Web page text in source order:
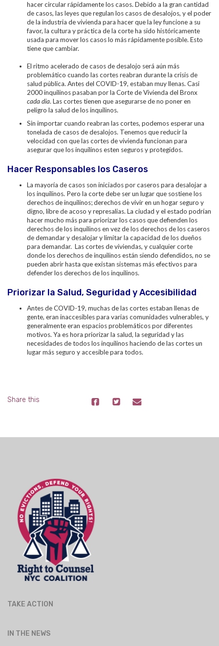
hacer circular rápidamente los casos. Debido a la gran cantidad
de casos, las leyes que regulan los casos de desalojos, y el poder
de la industria de vivienda para hacer que la ley funcione a su
favor, la cultura y práctica de la corte ha sido históricamente
usada para mover los casos lo más rápidamente posible. Esto
tiene que cambiar.
El ritmo acelerado de casos de desalojo será aún más
problemático cuando las cortes reabran durante la crisis de
salud pública. Antes del COVID-19, estaban muy llenas. Casi
2000 inquilinos pasaban por la Corte de Vivienda del Bronx
cada dia. Las cortes tienen que asegurarse de no poner en
peligro la salud de los inquilinos.
Sin importar cuando reabran las cortes, podemos esperar una
tonelada de casos de desalojos. Tenemos que reducir la
velocidad con que las cortes de vivienda funcionan para
asegurar que los inquilinos esten seguros y protegidos.
Hacer Responsables los Caseros
La mayoría de casos son iniciados por caseros para desalojar a
los inquilinos. Pero la corte debe ser un lugar que sostiene los
derechos de inquilinos; derechos de vivir en un hogar seguro y
digno, libre de acoso y represalias. La ciudad y el estado podrían
hacer mucho más para priorizar los casos que defienden los
derechos de los inquilinos en vez de los derechos de los caseros
de demandar y desalojar y limitar la capacidad de los dueños
para demandar. Las cortes de viviendas, y cualquier corte
donde los derechos de inquilinos están siendo defendidos, no se
pueden abrir hasta que existan sistemas más efectivos para
defender los derechos de los inquilinos.
Priorizar la Salud, Seguridad y Accesibilidad
Antes de COVID-19, muchas de las cortes estaban llenas de
gente, eran inaccesibles para varias comunidades vulnerables, y
generalmente eran espacios problemáticos por diferentes
motivos. Ya es hora priorizar la salud, la seguridad y las
necesidades de todos los inquilinos haciendo de las cortes un
lugar más seguro y accesible para todos.
Share this
TAKE ACTION
IN THE NEWS